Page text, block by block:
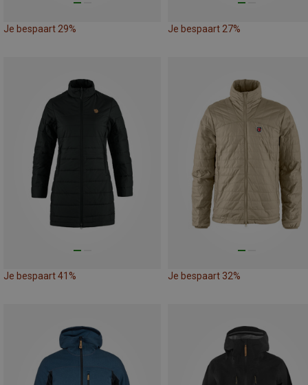
Je bespaart 29% Je bespaart 27%
Je bespaart 41% Je bespaart 32%